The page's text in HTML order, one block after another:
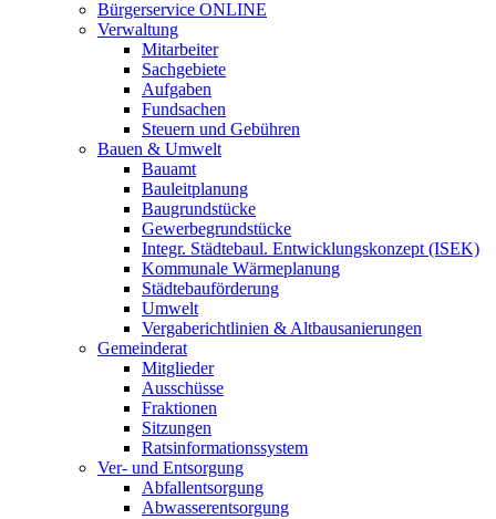
Bürgerservice ONLINE
Verwaltung
Mitarbeiter
Sachgebiete
Aufgaben
Fundsachen
Steuern und Gebühren
Bauen & Umwelt
Bauamt
Bauleitplanung
Baugrundstücke
Gewerbegrundstücke
Integr. Städtebaul. Entwicklungskonzept (ISEK)
Kommunale Wärmeplanung
Städtebauförderung
Umwelt
Vergaberichtlinien & Altbausanierungen
Gemeinderat
Mitglieder
Ausschüsse
Fraktionen
Sitzungen
Ratsinformationssystem
Ver- und Entsorgung
Abfallentsorgung
Abwasserentsorgung